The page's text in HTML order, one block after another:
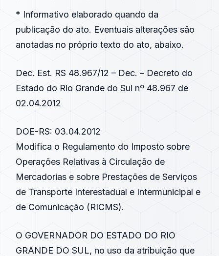
* Informativo elaborado quando da
publicação do ato. Eventuais alterações são
anotadas no próprio texto do ato, abaixo.
Dec. Est. RS 48.967/12 – Dec. – Decreto do
Estado do Rio Grande do Sul nº 48.967 de
02.04.2012
DOE-RS: 03.04.2012
Modifica o Regulamento do Imposto sobre
Operações Relativas à Circulação de
Mercadorias e sobre Prestações de Serviços
de Transporte Interestadual e Intermunicipal e
de Comunicação (RICMS).
O GOVERNADOR DO ESTADO DO RIO
GRANDE DO SUL, no uso da atribuição que